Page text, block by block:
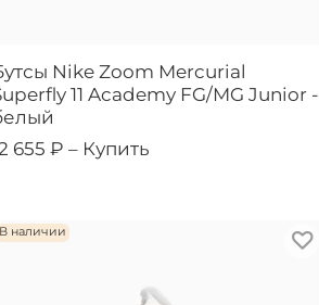
Nike Zoom Mercurial
11 Academy FG/MG Junior -
655 ₽ – Купить
В наличии